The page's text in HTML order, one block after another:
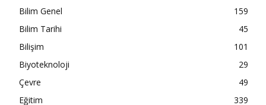
Bilim Genel
159
Bilim Tarihi
45
Bilişim
101
Biyoteknoloji
29
Çevre
49
Eğitim
339